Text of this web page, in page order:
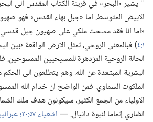
يشير «البحر» في قرينة الكتاب المقدس الى البحر
الابيض المتوسط.‏ اما «جبل بهاء القدس» فهو
«اما انا فقد مسحت ملكي على صهيون جبل
١:‏٤ ‏)‏ فبالمعنى الروحي،‏ تمثل الارض الواقعة ‹بين
الحالة الروحية المزدهرة للمسيحيين الممسوحين.‏
البشرية المبتعدة عن الله.‏ وهم يتطلعون الى
الملكوت السماوي.‏ فمن الواضح ان خدام الله
الاولياء من الجمع الكثير،‏ سيكونون هدف ملك
الضاري إتماما لنبوة دانيال.‏ —‏اشعياء ٥٧:‏٢٠؛‏ عبرانيين